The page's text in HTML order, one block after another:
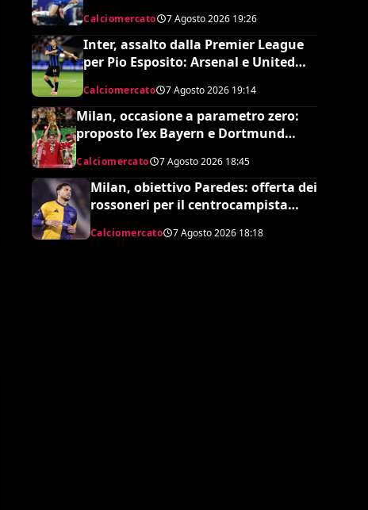
Calciomercato 7 Agosto 2026 19:26
Inter, assalto dalla Premier League
per Pio Esposito: Arsenal e United
pronti al maxi rilancio
Calciomercato 7 Agosto 2026 19:14
Milan, occasione a parametro zero:
proposto l’ex Bayern e Dortmund
modulo
Calciomercato 7 Agosto 2026 18:45
Milan, obiettivo Paredes: offerta dei
rossoneri per il centrocampista
argentino
Calciomercato 7 Agosto 2026 18:18